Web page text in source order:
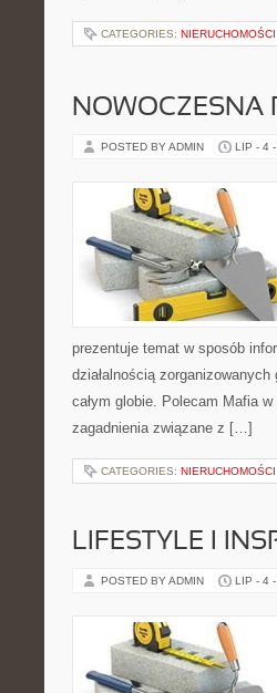
CATEGORIES: NIERUCHOMOŚCI
NOWOCZESNA
POSTED BY ADMIN LIP - 4
prezentuje temat w sposób
działalnością
całym globie. Polecam Mafia
zagadnienia związane z […]
CATEGORIES: NIERUCHOMOŚCI
LIFESTYLE I
POSTED BY ADMIN LIP - 4